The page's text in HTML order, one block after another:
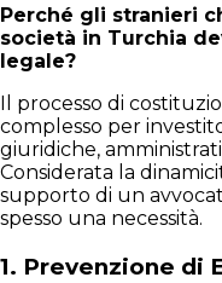
Perché gli stranieri
società in Turchia
legale?
Il processo di
complesso per
giuridiche,
Considerata la
supporto di un
spesso una necessità.
1. Prevenzione di